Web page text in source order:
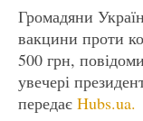
Громадяни
вакцини проти
500 грн,
увечері
передає Hubs.ua.